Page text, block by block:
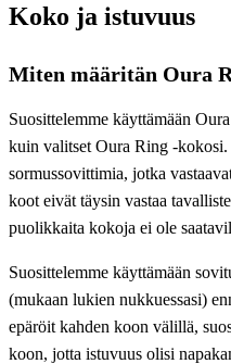
Koko ja istuvuus
Miten määritän Oura
Suosittelemme käyttämään
kuin valitset Oura Ring -
sormussovittimia, jotka
koot eivät täysin vastaa
puolikkaita kokoja ei ole
Suosittelemme käyttämään
(mukaan lukien nukkuessasi)
epäröit kahden koon välillä,
koon, jotta istuvuus olisi